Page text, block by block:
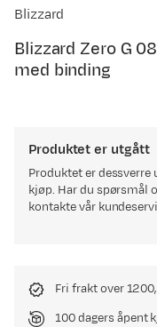
Blizzard
Blizzard Zero G
med binding
Produktet er utgått
Produktet er
kjøp. Har du spørsmål
kontakte vår
Fri frakt over
100 dagers åpent